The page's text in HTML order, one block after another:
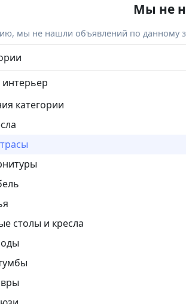
Мы не
мы не нашли объявлений по данному
категории
столы и кресла